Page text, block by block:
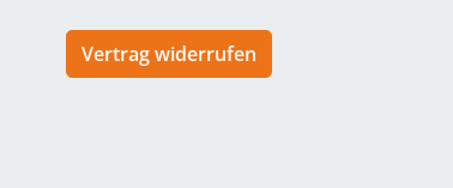
Vertrag widerrufen